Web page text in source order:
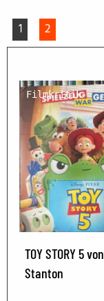
1 2
Filmkritik
TOY STORY 5
Stanton